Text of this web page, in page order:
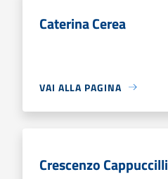
Caterina Cerea
VAI ALLA PAGINA
Crescenzo Cappuccilli